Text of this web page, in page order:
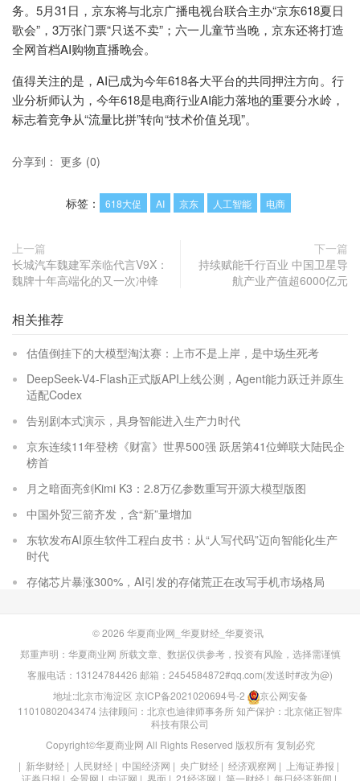
务。5月31日，京东将与北京广播电视台联合主办“京东618夏日
歌会”，3万张门票“只送不卖”；六一儿童节当晚，京东还将打造
全网首档AI购物直播晚会。
值得关注的是，AI已成为今年618各大平台的共同押注方向。行
业分析师认为，今年618是电商行业AI能力落地的重要分水岭，
标志着竞争从“流量比拼”转向“技术价值兑现”。
分享到： 更多 (0)
标签： 618大促 AI 京东 人工智能 电商
上一篇
长城汽车魏建军亲临代言V9X：
魏牌十年高端化的又一次冲锋
下一篇
持续赋能千行百业 中国卫星导
航产业产值超6000亿元
相关推荐
估值倒挂下的大模型淘汰赛：上市不是上岸，是中场生死考
DeepSeek-V4-Flash正式版API上线公测，Agent能力跃迁并原生
适配Codex
告别剧本式演示，具身智能进入生产力时代
京东连续11年登榜《财富》世界500强 跃居第41位蝉联大陆民企
榜首
月之暗面亮剑Kimi K3：2.8万亿参数重写开源大模型版图
中国外贸三箭齐发，含“新”量增加
东软发布AI原生软件工程白皮书：从“人写代码”迈向智能化生产
时代
存储芯片暴涨300%，AI引发的存储荒正在改写手机市场格局
© 2026 华夏商业网_华夏财经_华夏资讯
郑重声明：华夏商业网 所载文章、数据仅供参考，投资有风险，选择需谨慎
客服电话：13124784426 邮箱：2454584872#qq.com(发送时#改为@)
地址:北京市海淀区 京ICP备2021020694号-2
京公网安备
11010802043474 法律顾问：北京也迪律师事务所知产保护：北京储正智库
科技有限公司
Copyright©华夏商业网 All Rights Reserved 版权所有 复制必究
| 新华财经 | 人民财经 | 中国经济网 | 央广财经 | 经济观察网 | 上海证券报 |
证券日报 | 全景网 | 中证网 | 界面 | 21经济网 | 第一财经| 每日经济新闻 |